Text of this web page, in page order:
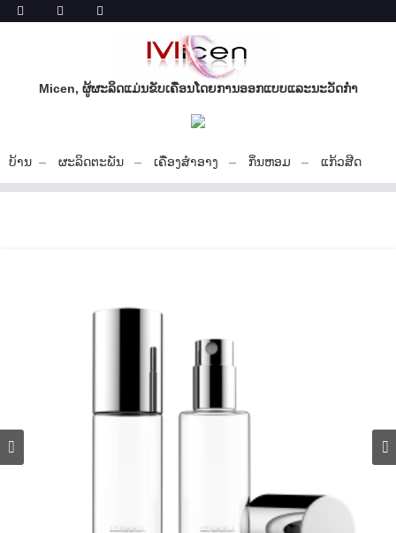
Micen, ຜູ້ຜະລິດແມ່ນຂັບເຄື່ອນໂດຍການອອກແບບແລະນະວັດກໍາ
ບ້ານ ຜະລິດຕະພັນ ເຄື່ອງສໍາອາງ ກິ່ນຫອມ ແກ້ວສີດ